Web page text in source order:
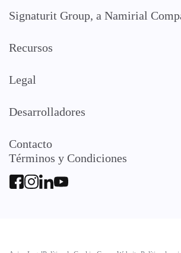
Signaturit Group, a Namirial
Recursos
Legal
Desarrolladores
Contacto
Términos y Condiciones